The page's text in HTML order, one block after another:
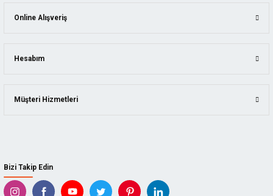
Bizi Takip Edin
Online Alışveriş
Hesabım
Müşteri Hizmetleri